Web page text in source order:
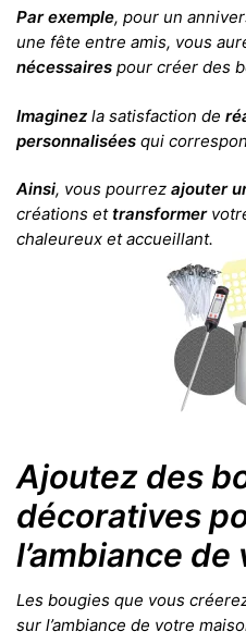
Par exemple, pour un
une fête entre amis, vous
nécessaires pour créer des
Imaginez la satisfaction de
personnalisées qui
Ainsi, vous pourrez ajouter
créations et transformer
chaleureux et accueillant.
Ajoutez des
décoratives
l’ambiance
Les bougies que vous
sur l’ambiance de votre